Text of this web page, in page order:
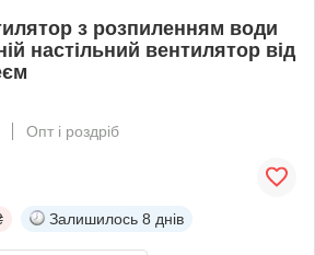
з розпиленням води
настільний вентилятор від
Опт і роздріб
Залишилось 8 днів